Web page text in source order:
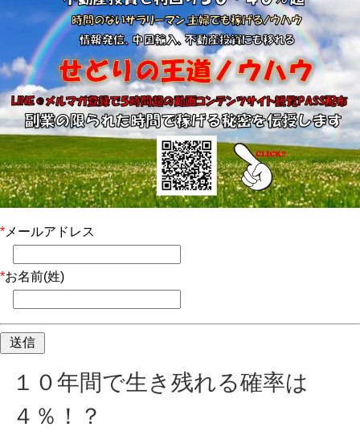
* メールアドレス
*お名前(姓)
１０年間で生き残れる確率は
４％！？